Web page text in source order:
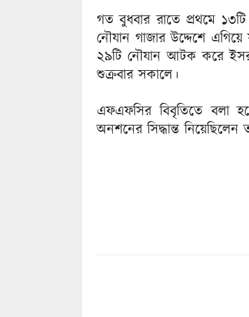
গত বুধবার রাতে প্রথমে
নৌযান গাজার উদ্দেশে
২৯টি নৌযান আটক করে
শুক্রবার সকালে।
এফএফসির বিবৃতিতে বলা
অনশনের সিদ্ধান্ত নিয়েছিলেন